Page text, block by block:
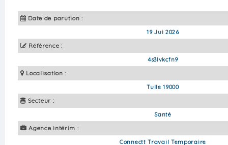
Date de parution :
19 Jui 2026
Référence :
4s3lvkcfn9
Localisation :
Tulle 19000
Secteur :
Santé
Agence intérim :
Connectt Travail Temporaire